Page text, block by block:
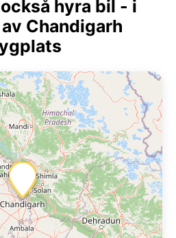
hyra bil - i
Chandigarh